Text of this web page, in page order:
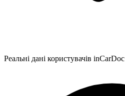
Реальні дані користувачів inCarDoc